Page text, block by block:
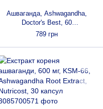
Ашваганда, Ashwagandha,
Doctor's Best, 60
вегетаріанських капсул
789 грн